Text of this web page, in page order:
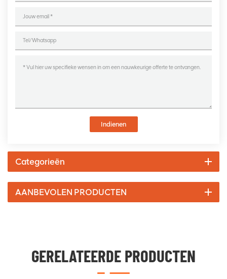
Indienen
Categorieën
AANBEVOLEN PRODUCTEN
GERELATEERDE PRODUCTEN